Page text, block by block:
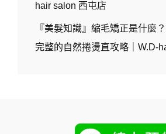
hair salon 西屯店
『美髮知識』縮毛矯正是什麼
完整的自然捲燙直攻略｜W.D-